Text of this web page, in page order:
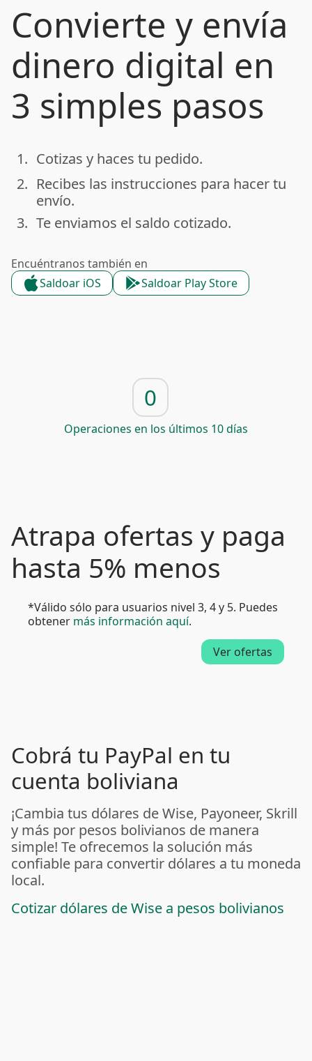
Convierte y envía
dinero digital en
3 simples pasos
done
1. Cotizas y haces tu pedido.
done
2. Recibes las instrucciones para hacer tu
envío.
done
3. Te enviamos el saldo cotizado.
Encuéntranos también en
Saldoar iOS
Saldoar Play Store
0
Operaciones en los últimos 10 días
Atrapa ofertas y paga
hasta 5% menos
*Válido sólo para usuarios nivel 3, 4 y 5. Puedes
obtener más información aquí.
Ver ofertas
Cobrá tu PayPal en tu
cuenta boliviana
¡Cambia tus dólares de Wise, Payoneer, Skrill
y más por pesos bolivianos de manera
simple! Te ofrecemos la solución más
confiable para convertir dólares a tu moneda
local.
Cotizar dólares de Wise a pesos bolivianos